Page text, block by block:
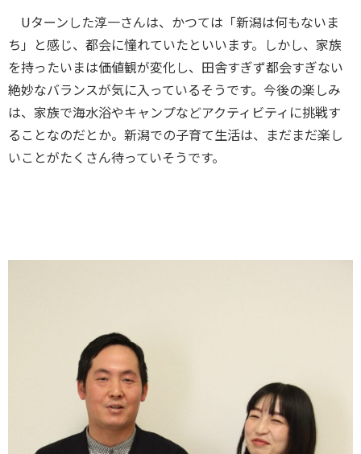
Uターンした淳一さんは、かつては「新潟は何もないま
ち」と感じ、都会に憧れていたといいます。しかし、家族
を持ったいまは価値観が変化し、田舎すぎず都会すぎない
絶妙なバランスが気に入っているそうです。今後の楽しみ
は、家族で海水浴やキャンプなどアクティビティに挑戦す
ることなのだとか。新潟での子育て生活は、まだまだ楽し
いことがたくさん待っていそうです。